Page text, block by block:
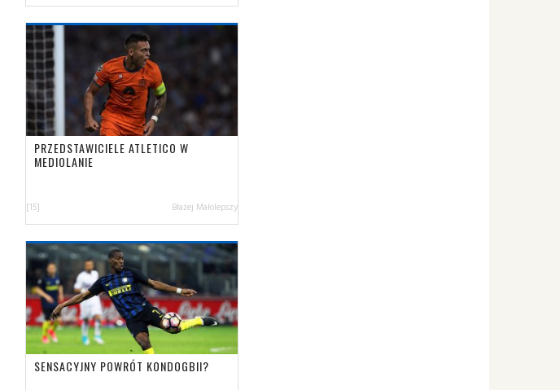
PRZEDSTAWICIELE ATLETICO W
MEDIOLANIE
[15] Błażej Małolepszy
SENSACYJNY POWRÓT KONDOGBII?